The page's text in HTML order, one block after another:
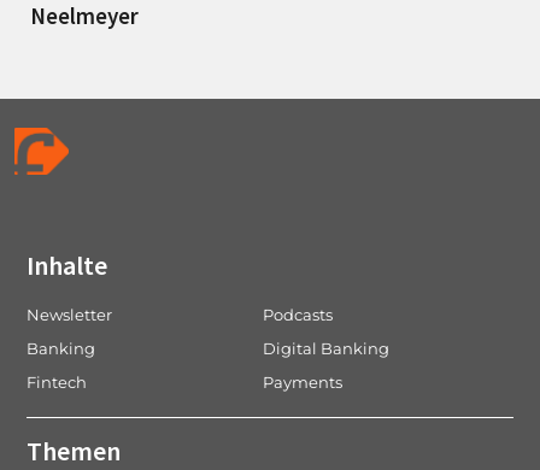
Neelmeyer
Inhalte
Newsletter
Podcasts
Banking
Digital Banking
Fintech
Payments
Themen